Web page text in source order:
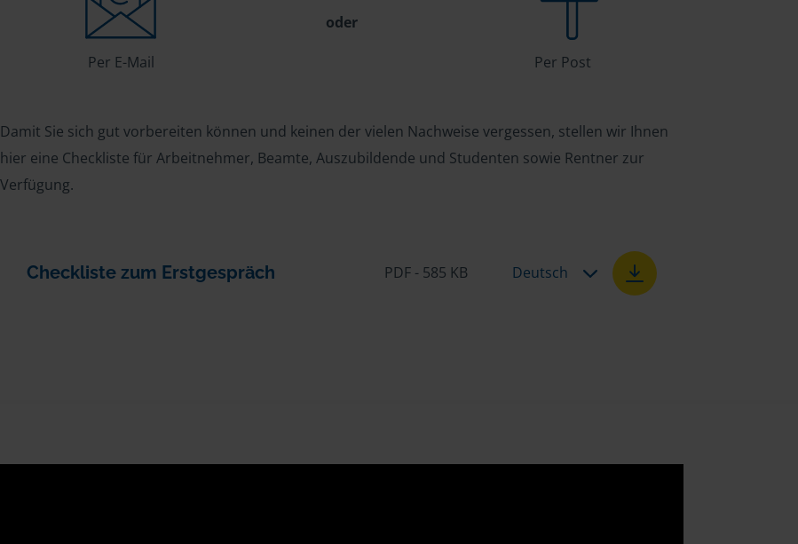
Per E-Mail
oder
Per Post
Damit Sie sich gut vorbereiten können und keinen der vielen Nachweise vergessen, stellen wir Ihnen
hier eine Checkliste für Arbeitnehmer, Beamte, Auszubildende und Studenten sowie Rentner zur
Verfügung.
Checkliste zum Erstgespräch PDF - 585 KB Deutsch